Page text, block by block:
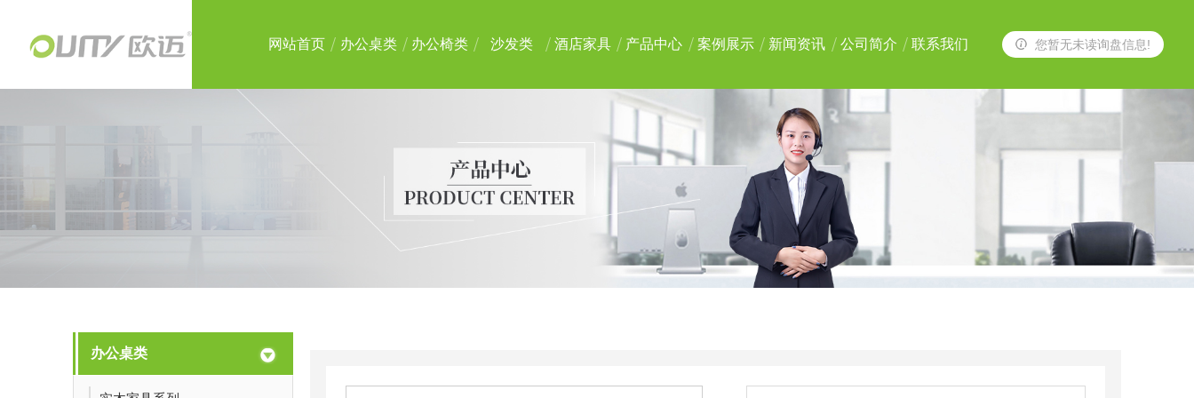
您暂无未读询盘信息!
网站首页 办公桌类 办公椅类 沙发类 酒店家具 产品中心 案例展示 新闻资讯 公司简介 联系我们
办公桌类